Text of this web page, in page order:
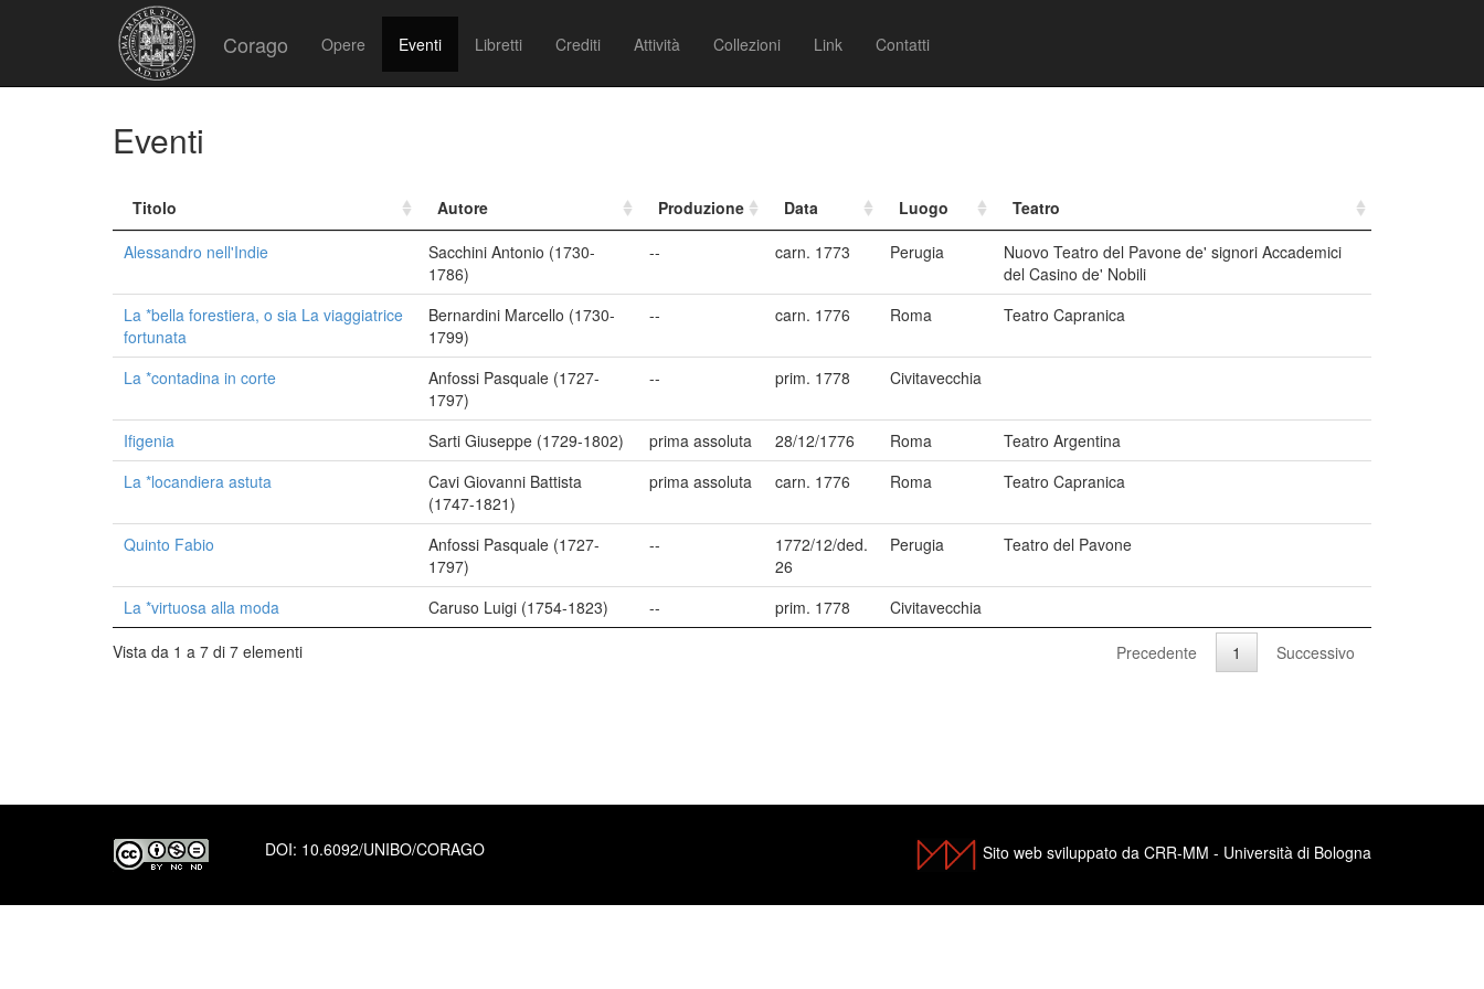
Corago Opere Eventi Libretti Crediti Attività Collezioni Link Contatti
Eventi
Titolo Autore Produzione Data Luogo
Teatro
Alessandro nell'Indie
Sacchini Antonio (1730-
1786)
-- carn. 1773 Perugia
Nuovo Teatro del Pavone de' signori Accademici
del Casino de' Nobili
La *bella forestiera, o sia La viaggiatrice
fortunata
Bernardini Marcello (1730-
1799)
-- carn. 1776 Roma Teatro Capranica
La *contadina in corte
Anfossi Pasquale (1727-
1797)
-- prim. 1778 Civitavecchia
Ifigenia Sarti Giuseppe (1729-1802) prima assoluta 28/12/1776 Roma
Teatro Argentina
La *locandiera astuta
Cavi Giovanni Battista
(1747-1821)
prima assoluta carn. 1776 Roma Teatro Capranica
Quinto Fabio
Anfossi Pasquale (1727-
1797)
--
1772/12/ded.
26
Perugia Teatro del Pavone
La *virtuosa alla moda Caruso Luigi (1754-1823) -- prim. 1778
Civitavecchia
Vista da 1 a 7 di 7 elementi
Precedente 1 Successivo
DOI: 10.6092/UNIBO/CORAGO Sito web sviluppato da CRR-MM - Università di Bologna